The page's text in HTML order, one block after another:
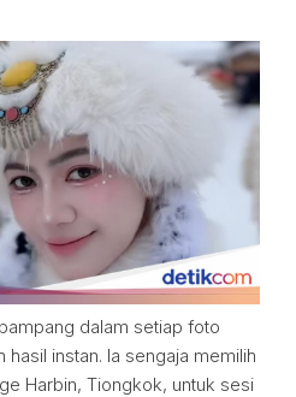
dalam setiap foto
hasil instan. Ia sengaja memilih
Harbin, Tiongkok, untuk sesi